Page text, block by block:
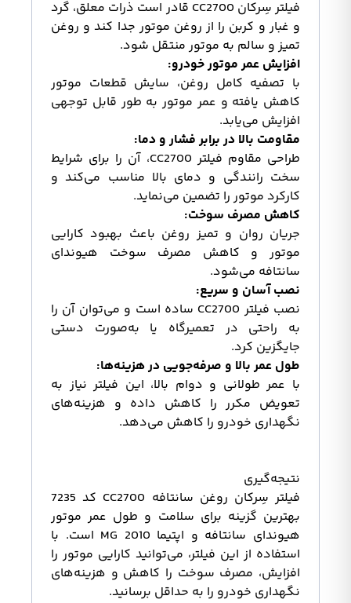
فیلتر سِرکان CC2700 قادر است ذرات معلق، گرد
و غبار و کربن را از روغن موتور جدا کند و روغن
تمیز و سالم به موتور منتقل شود.
افزایش عمر موتور خودرو:
با تصفیه کامل روغن، سایش قطعات موتور
کاهش یافته و عمر موتور به طور قابل توجهی
افزایش می‌یابد.
مقاومت بالا در برابر فشار و دما:
طراحی مقاوم فیلتر CC2700، آن را برای شرایط
سخت رانندگی و دمای بالا مناسب می‌کند و
کارکرد موتور را تضمین می‌نماید.
کاهش مصرف سوخت:
جریان روان و تمیز روغن باعث بهبود کارایی
موتور و کاهش مصرف سوخت هیوندای
سانتافه می‌شود.
نصب آسان و سریع:
نصب فیلتر CC2700 ساده است و می‌توان آن را
به راحتی در تعمیرگاه یا به‌صورت دستی
جایگزین کرد.
طول عمر بالا و صرفه‌جویی در هزینه‌ها:
با عمر طولانی و دوام بالا، این فیلتر نیاز به
تعویض مکرر را کاهش داده و هزینه‌های
نگهداری خودرو را کاهش می‌دهد.
نتیجه‌گیری
فیلتر سِرکان روغن سانتافه CC2700 کد 7235
بهترین گزینه برای سلامت و طول عمر موتور
هیوندای سانتافه و اپتیما 2010 MG است. با
استفاده از این فیلتر، می‌توانید کارایی موتور را
افزایش، مصرف سوخت را کاهش و هزینه‌های
نگهداری خودرو را به حداقل برسانید.